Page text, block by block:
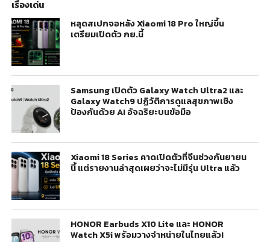
เรื่องเด่น
หลุดสเปกจอหลัง Xiaomi 18 Pro ใหญ่ขึ้น
เตรียมเปิดตัว กย.นี้
Samsung เปิดตัว Galaxy Watch Ultra2 และ
Galaxy Watch9 ปฏิวัติการดูแลสุขภาพเชิง
ป้องกันด้วย AI อัจฉริยะบนข้อมือ
Xiaomi 18 Series คาดเปิดตัวที่จีนช่วงกันยายน
นี้ แต่รายงานล่าสุดเผยว่าจะไม่มีรุ่น Ultra แล้ว
HONOR Earbuds X10 Lite และ HONOR
Watch X5i พร้อมวางจำหน่ายในไทยแล้ว!